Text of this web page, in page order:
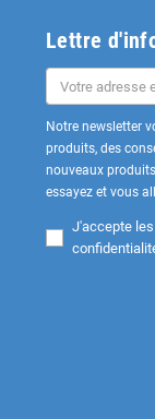
Lettre
Notre newsletter
produits, des
nouveaux
essayez et vous
J'accepte les